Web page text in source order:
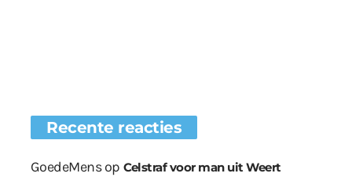
Recente reacties
GoedeMensop Celstraf voor man uit Weert